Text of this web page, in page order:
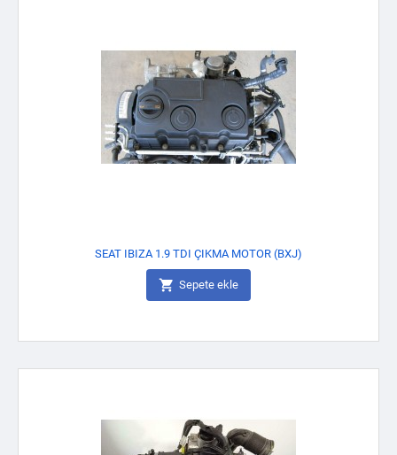
SEAT IBIZA 1.9 TDI ÇIKMA MOTOR (BXJ)
 Sepete ekle